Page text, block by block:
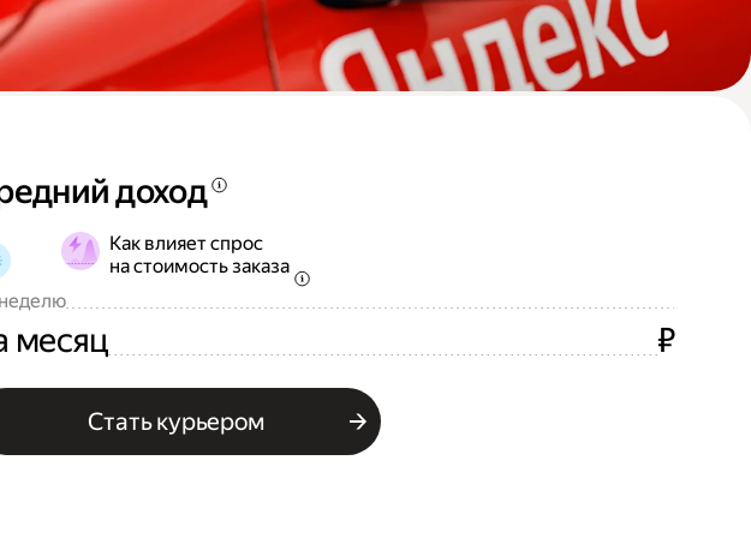
доход
Как влияет спрос
на стоимость заказа
месяц ₽
Стать курьером